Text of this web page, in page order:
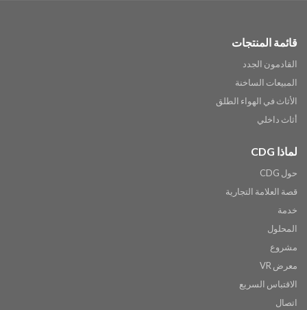
قائمة المنتجات
القادمون الجدد
المبيعات الساخنة
الأثاث في الهواء الطلق
أثاث داخلي
لماذا CDG
حول CDG
قصة العلامة التجارية
خدمة
المحلول
مشروع
معرض VR
الاقتباس السريع
اتصال